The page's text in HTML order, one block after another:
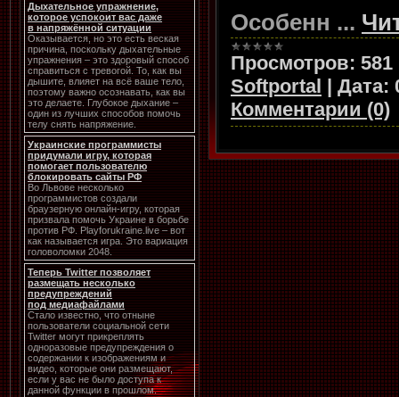
Дыхательное упражнение,
которое успокоит вас даже
в напряжённой ситуации
Оказывается, но это есть веская
причина, поскольку дыхательные
упражнения – это здоровый способ
справиться с тревогой. То, как вы
дышите, влияет на всё ваше тело,
поэтому важно осознавать, как вы
это делаете. Глубокое дыхание –
один из лучших способов помочь
телу снять напряжение.
Украинские программисты
придумали игру, которая
помогает пользователю
блокировать сайты РФ
Во Львове несколько
программистов создали
браузерную онлайн-игру, которая
призвала помочь Украине в борьбе
против РФ. Playforukraine.live – вот
как называется игра. Это вариация
головоломки 2048.
Теперь Twitter позволяет
размещать несколько
предупреждений
под медиафайлами
Стало известно, что отныне
пользователи социальной сети
Twitter могут прикреплять
одноразовые предупреждения о
содержании к изображениям и
видео, которые они размещают,
если у вас не было доступа к
данной функции в прошлом.
Особенн ...
Просмотров: 581
Softportal | Дата:
Комментарии (0)